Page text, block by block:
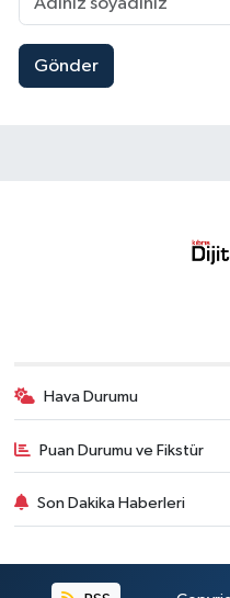
Gönder
Hava Durumu
Puan Durumu ve Fikstür
Son Dakika Haberleri